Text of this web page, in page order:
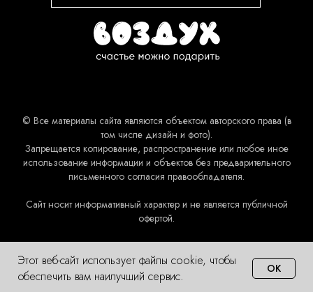
© Все материалы сайта являются объектом авторского права (в
том числе дизайн и фото).
Запрещается копирование, распространение или любое иное
использование информации и объектов без предварительного
письменного согласия правообладателя.
Сайт носит информативный характер и не является публичной
офертой.
Этот веб-сайт использует файлы cookie, чтобы
обеспечить вам наилучший сервис.
OK